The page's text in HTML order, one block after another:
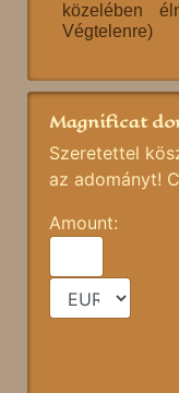
közelében
Végtelenre)
Magnificat
Szeretettel
az adományt!
Amount: